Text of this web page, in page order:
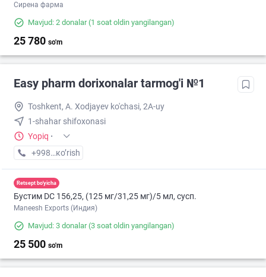
Сирена фарма
Mavjud: 2 donalar(1 soat oldin yangilangan)
25 780 so'm
Easy pharm dorixonalar tarmog'i №1
Toshkent, A. Xodjayev ko'chasi, 2A-uy
1-shahar shifoxonasi
Yopiq ·
+998 (94) XXX-XX-XX
кo’rish
Retsept bo'yicha
Бустим DС 156,25, (125 мг/31,25 мг)/5 мл, сусп.
Maneesh Exports (Индия)
Mavjud: 3 donalar(3 soat oldin yangilangan)
25 500 so'm